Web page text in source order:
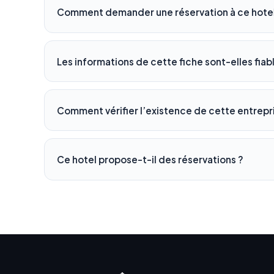
Comment demander une réservation à ce
Les informations de cette fiche sont-elles
Comment vérifier l’existence de cette
Ce hotel propose-t-il des réservations ?